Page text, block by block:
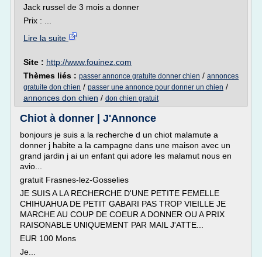
Jack russel de 3 mois a donner
Prix : ...
Lire la suite
Site : http://www.fouinez.com
Thèmes liés : passer annonce gratuite donner chien / annonces
gratuite don chien / passer une annonce pour donner un chien /
annonces don chien / don chien gratuit
Chiot à donner | J'Annonce
bonjours je suis a la recherche d un chiot malamute a
donner j habite a la campagne dans une maison avec un
grand jardin j ai un enfant qui adore les malamut nous en
avio...
gratuit Frasnes-lez-Gosselies
JE SUIS A LA RECHERCHE D'UNE PETITE FEMELLE
CHIHUAHUA DE PETIT GABARI PAS TROP VIEILLE JE
MARCHE AU COUP DE COEUR A DONNER OU A PRIX
RAISONABLE UNIQUEMENT PAR MAIL J'ATTE...
EUR 100 Mons
Je...